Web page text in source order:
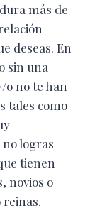
más de
deseas. En
sin una
o no te han
tales como
logras
tienen
novios o
reinas.